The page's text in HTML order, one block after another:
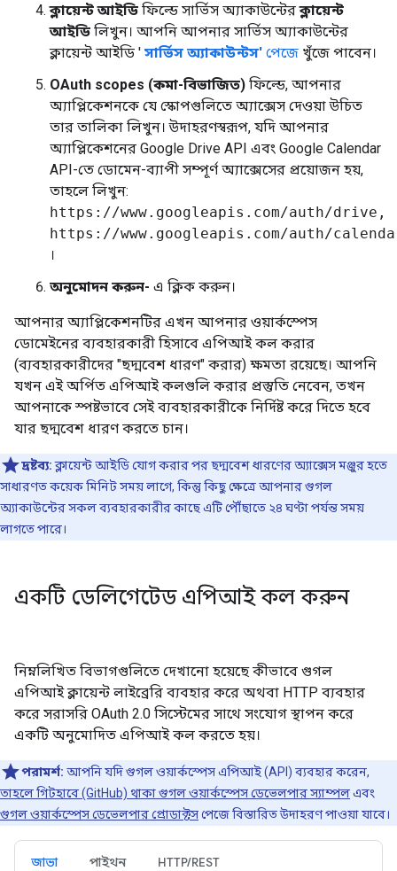
ক্লায়েন্ট আইডি ফিল্ডে সার্ভিস অ্যাকাউন্টেরক্লায়েন্ট
আইডি লিখুন। আপনি আপনার সার্ভিস অ্যাকাউন্টের
ক্লায়েন্ট আইডি ' সার্ভিস অ্যাকাউন্টস' পেজে খুঁজে পাবেন।
OAuth scopes (কমা-বিভাজিত) ফিল্ডে, আপনার
অ্যাপ্লিকেশনকে যে স্কোপগুলিতে অ্যাক্সেস দেওয়া উচিত
তার তালিকা লিখুন। উদাহরণস্বরূপ, যদি আপনার
অ্যাপ্লিকেশনের Google Drive API এবং Google Calendar
API-তে ডোমেন-ব্যাপী সম্পূর্ণ অ্যাক্সেসের প্রয়োজন হয়,
তাহলে লিখুন:
https://www.googleapis.com/auth/drive,
https://www.googleapis.com/auth/
।
অনুমোদন করুন- এ ক্লিক করুন।
আপনার অ্যাপ্লিকেশনটির এখন আপনার ওয়ার্কস্পেস
ডোমেইনের ব্যবহারকারী হিসাবে এপিআই কল করার
(ব্যবহারকারীদের "ছদ্মবেশ ধারণ" করার) ক্ষমতা রয়েছে। আপনি
যখন এই অর্পিত এপিআই কলগুলি করার প্রস্তুতি নেবেন, তখন
আপনাকে স্পষ্টভাবে সেই ব্যবহারকারীকে নির্দিষ্ট করে দিতে হবে
যার ছদ্মবেশ ধারণ করতে চান।
দ্রষ্টব্য:ক্লায়েন্ট আইডি যোগ করার পর ছদ্মবেশ ধারণের অ্যাক্সেস মঞ্জুর হতে
সাধারণত কয়েক মিনিট সময় লাগে, কিন্তু কিছু ক্ষেত্রে আপনার গুগল
অ্যাকাউন্টের সকল ব্যবহারকারীর কাছে এটি পৌঁছাতে ২৪ ঘণ্টা পর্যন্ত সময়
লাগতে পারে।
একটি ডেলিগেটেড এপিআই কল করুন
নিম্নলিখিত বিভাগগুলিতে দেখানো হয়েছে কীভাবে গুগল
এপিআই ক্লায়েন্ট লাইব্রেরি ব্যবহার করে অথবা HTTP ব্যবহার
করে সরাসরি OAuth 2.0 সিস্টেমের সাথে সংযোগ স্থাপন করে
একটি অনুমোদিত এপিআই কল করতে হয়।
পরামর্শ: আপনি যদি গুগল ওয়ার্কস্পেস এপিআই (API) ব্যবহার করেন,
তাহলে গিটহাবে (GitHub) থাকা গুগল ওয়ার্কস্পেস ডেভেলপার স্যাম্পল এবং
গুগল ওয়ার্কস্পেস ডেভেলপার প্রোডাক্টস পেজে বিস্তারিত উদাহরণ পাওয়া যাবে।
জাভা পাইথন HTTP/REST